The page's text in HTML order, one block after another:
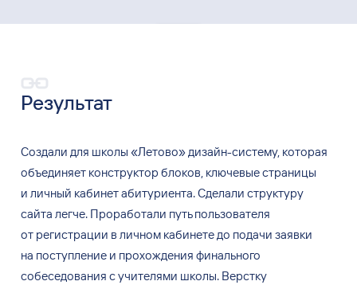
Результат
Создали для школы «Летово» дизайн-систему, которая
объединяет конструктор блоков, ключевые страницы
и личный кабинет абитуриента. Сделали структуру
сайта легче. Проработали путь пользователя
от регистрации в личном кабинете до подачи заявки
на поступление и прохождения финального
собеседования сучителями школы. Верстку